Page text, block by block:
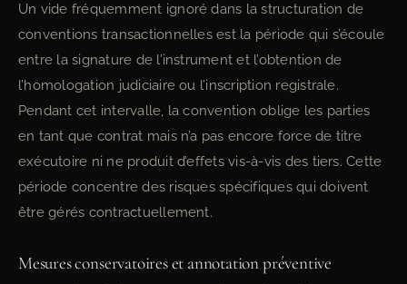
Un vide fréquemment ignoré dans la structuration de
conventions transactionnelles est la période qui s’écoule
entre la signature de l’instrument et l’obtention de
l’homologation judiciaire ou l’inscription registrale.
Pendant cet intervalle, la convention oblige les parties
en tant que contrat mais n’a pas encore force de titre
exécutoire ni ne produit d’effets vis-à-vis des tiers. Cette
période concentre des risques spécifiques qui doivent
être gérés contractuellement.
Mesures conservatoires et annotation préventive